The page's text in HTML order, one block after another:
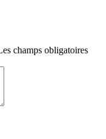
champs obligatoires